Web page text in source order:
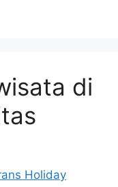
di
Holiday